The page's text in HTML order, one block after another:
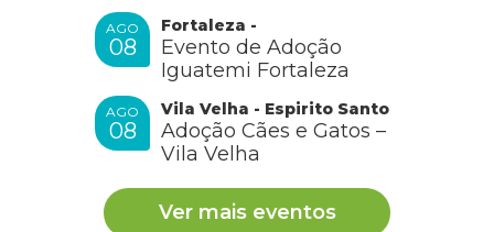
AGO
08
Fortaleza -
Evento de Adoção
Iguatemi Fortaleza
AGO
08
Vila Velha - Espirito Santo
Adoção Cães e Gatos –
Vila Velha
Ver mais eventos